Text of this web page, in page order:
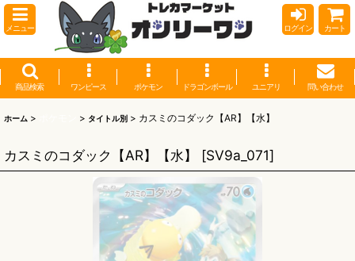
メニュー ログイン カート
商品検索 ワンピース ポケモン ドラゴンボール ユニアリ 問い合わせ
ホーム > > タイトル別 > カスミのコダック【AR】【水】
カスミのコダック【AR】【水】 [SV9a_071]